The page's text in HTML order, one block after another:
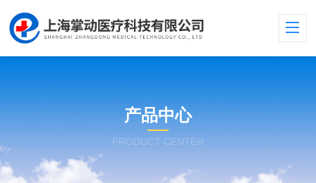
产品中心
PRODUCT CENTER